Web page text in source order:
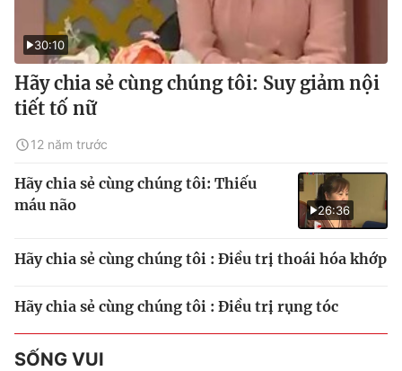
30:10
Hãy chia sẻ cùng chúng tôi: Suy giảm nội
tiết tố nữ
12 năm trước
26:36
Hãy chia sẻ cùng chúng tôi: Thiếu
máu não
Hãy chia sẻ cùng chúng tôi : Điều trị thoái hóa khớp
Hãy chia sẻ cùng chúng tôi : Điều trị rụng tóc
SỐNG VUI